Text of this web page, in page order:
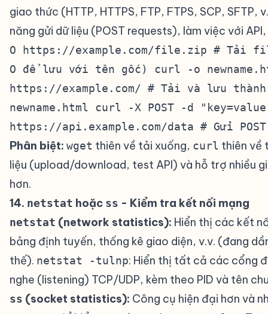
giao thức (HTTP, HTTPS, FTP, FTPS, SCP, SFTP,
năng gửi dữ liệu (POST requests), làm việc với
O https://example.com/file.zip # Tải
O để lưu với tên gốc) curl -o
https://example.com/ # Tải và lưu thành
newname.html curl -X POST -d
https://api.example.com/data # Gửi
Phân biệt: wget thiên về tải xuống, curl thiên về
liệu (upload/download, test API) và hỗ trợ nhiều
hơn.
14. netstat hoặc ss - Kiểm tra kết nối mạng
netstat (network statistics): Hiển thị các kết
bảng định tuyến, thống kê giao diện, v.v. (đang
thế). netstat -tulnp: Hiển thị tất cả các cổng
nghe (listening) TCP/UDP, kèm theo PID và tên
ss (socket statistics): Công cụ hiện đại hơn và